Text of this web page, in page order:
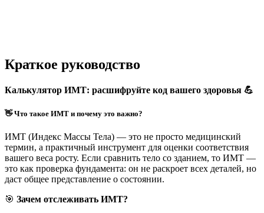
Краткое руководство
Калькулятор ИМТ: расшифруйте код вашего здоровья 💪
👋 Что такое ИМТ и почему это важно?
ИМТ (Индекс Массы Тела) — это не просто медицинский
термин, а практичный инструмент для оценки соответствия
вашего веса росту. Если сравнить тело со зданием, то ИМТ —
это как проверка фундамента: он не раскроет всех деталей, но
даст общее представление о состоянии.
🎯 Зачем отслеживать ИМТ?